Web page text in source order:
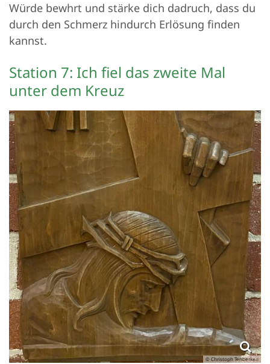
Würde bewhrt und stärke dich dadruch, dass du
durch den Schmerz hindurch Erlösung finden
kannst.
Station 7: Ich fiel das zweite Mal
unter dem Kreuz
© Christoph Tenberken